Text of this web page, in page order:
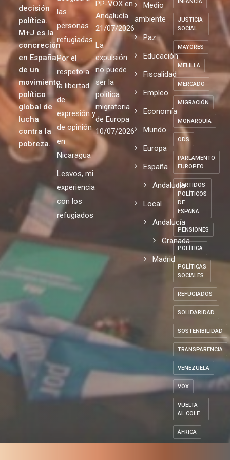
decisión
política.
M+J es la
concreción
en España
de un
movimiento
político
global de
lucha
contra la
pobreza.
las
personas
refugiadas
Por el
respeto a
la libertad
de
expresión y
de opinión
en
Nicaragua
Lesvos, mi
experiencia
con los
refugiados
PP-VOX en
Andalucía.
21/07/2026
La
expulsión
no puede
ser la
política
migratoria
de Europa
10/07/2026
Medio
ambiente
Paz
Educación
Fiscalidad
Empleo
Economía
Mundo
Europa
España
Andalucia
Local
Andalucía
Granada
Madrid
JUSTICIA
SOCIAL
MAYORES
MELILLA
MERCADO
MIGRACIÓN
MONARQUÍA
ODS
PARLAMENTO
EUROPEO
PARTIDOS
POLÍTICOS
DE
ESPAÑA
PENSIONES
POLÍTICA
POLÍTICAS
SOCIALES
REFUGIADOS
SOLIDARIDAD
SOSTENIBILIDAD
TRANSPARENCIA
VENEZUELA
VOX
VUELTA
AL COLE
ÁFRICA